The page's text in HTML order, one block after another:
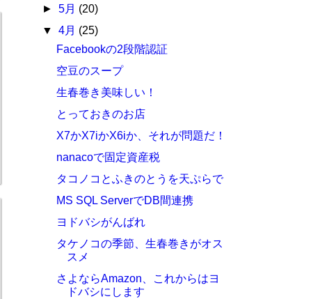
►5月 (20)
▼4月 (25)
Facebookの2段階認証
空豆のスープ
生春巻き美味しい！
とっておきのお店
X7かX7iかX6iか、それが問題だ！
nanacoで固定資産税
タコノコとふきのとうを天ぷらで
MS SQL ServerでDB間連携
ヨドバシがんばれ
タケノコの季節、生春巻きがオス
スメ
さよならAmazon、これからはヨ
ドバシにします